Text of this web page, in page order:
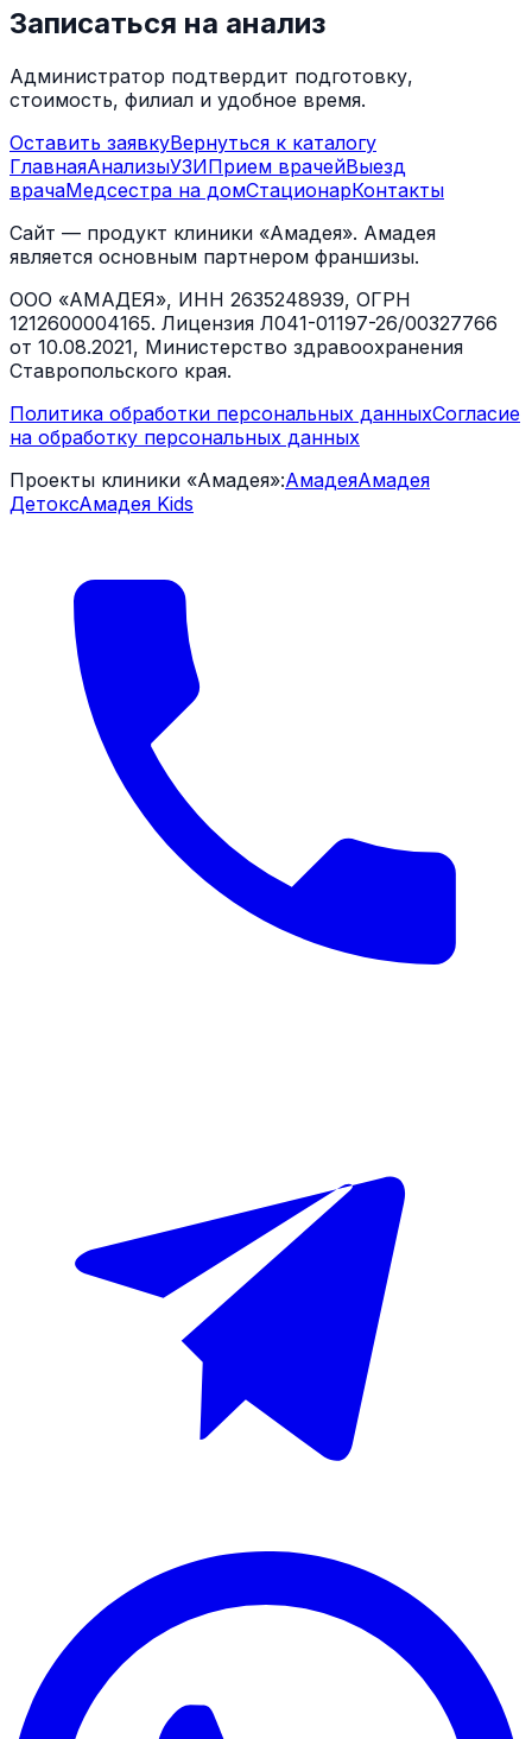
Записаться на анализ
Администратор подтвердит подготовку,
стоимость, филиал и удобное время.
Оставить заявкуВернуться к каталогу
ГлавнаяАнализыУЗИПрием врачейВыезд
врачаМедсестра на домСтационарКонтакты
Сайт — продукт клиники «Амадея». Амадея
является основным партнером франшизы.
ООО «АМАДЕЯ», ИНН 2635248939, ОГРН
1212600004165. Лицензия Л041-01197-26/00327766
от 10.08.2021, Министерство здравоохранения
Ставропольского края.
Политика обработки персональных данныхСогласие
на обработку персональных данных
Проекты клиники «Амадея»:АмадеяАмадея
ДетоксАмадея Kids